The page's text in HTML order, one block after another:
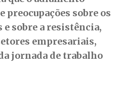
preocupações sobre os
sobre a resistência,
empresariais,
jornada de trabalho